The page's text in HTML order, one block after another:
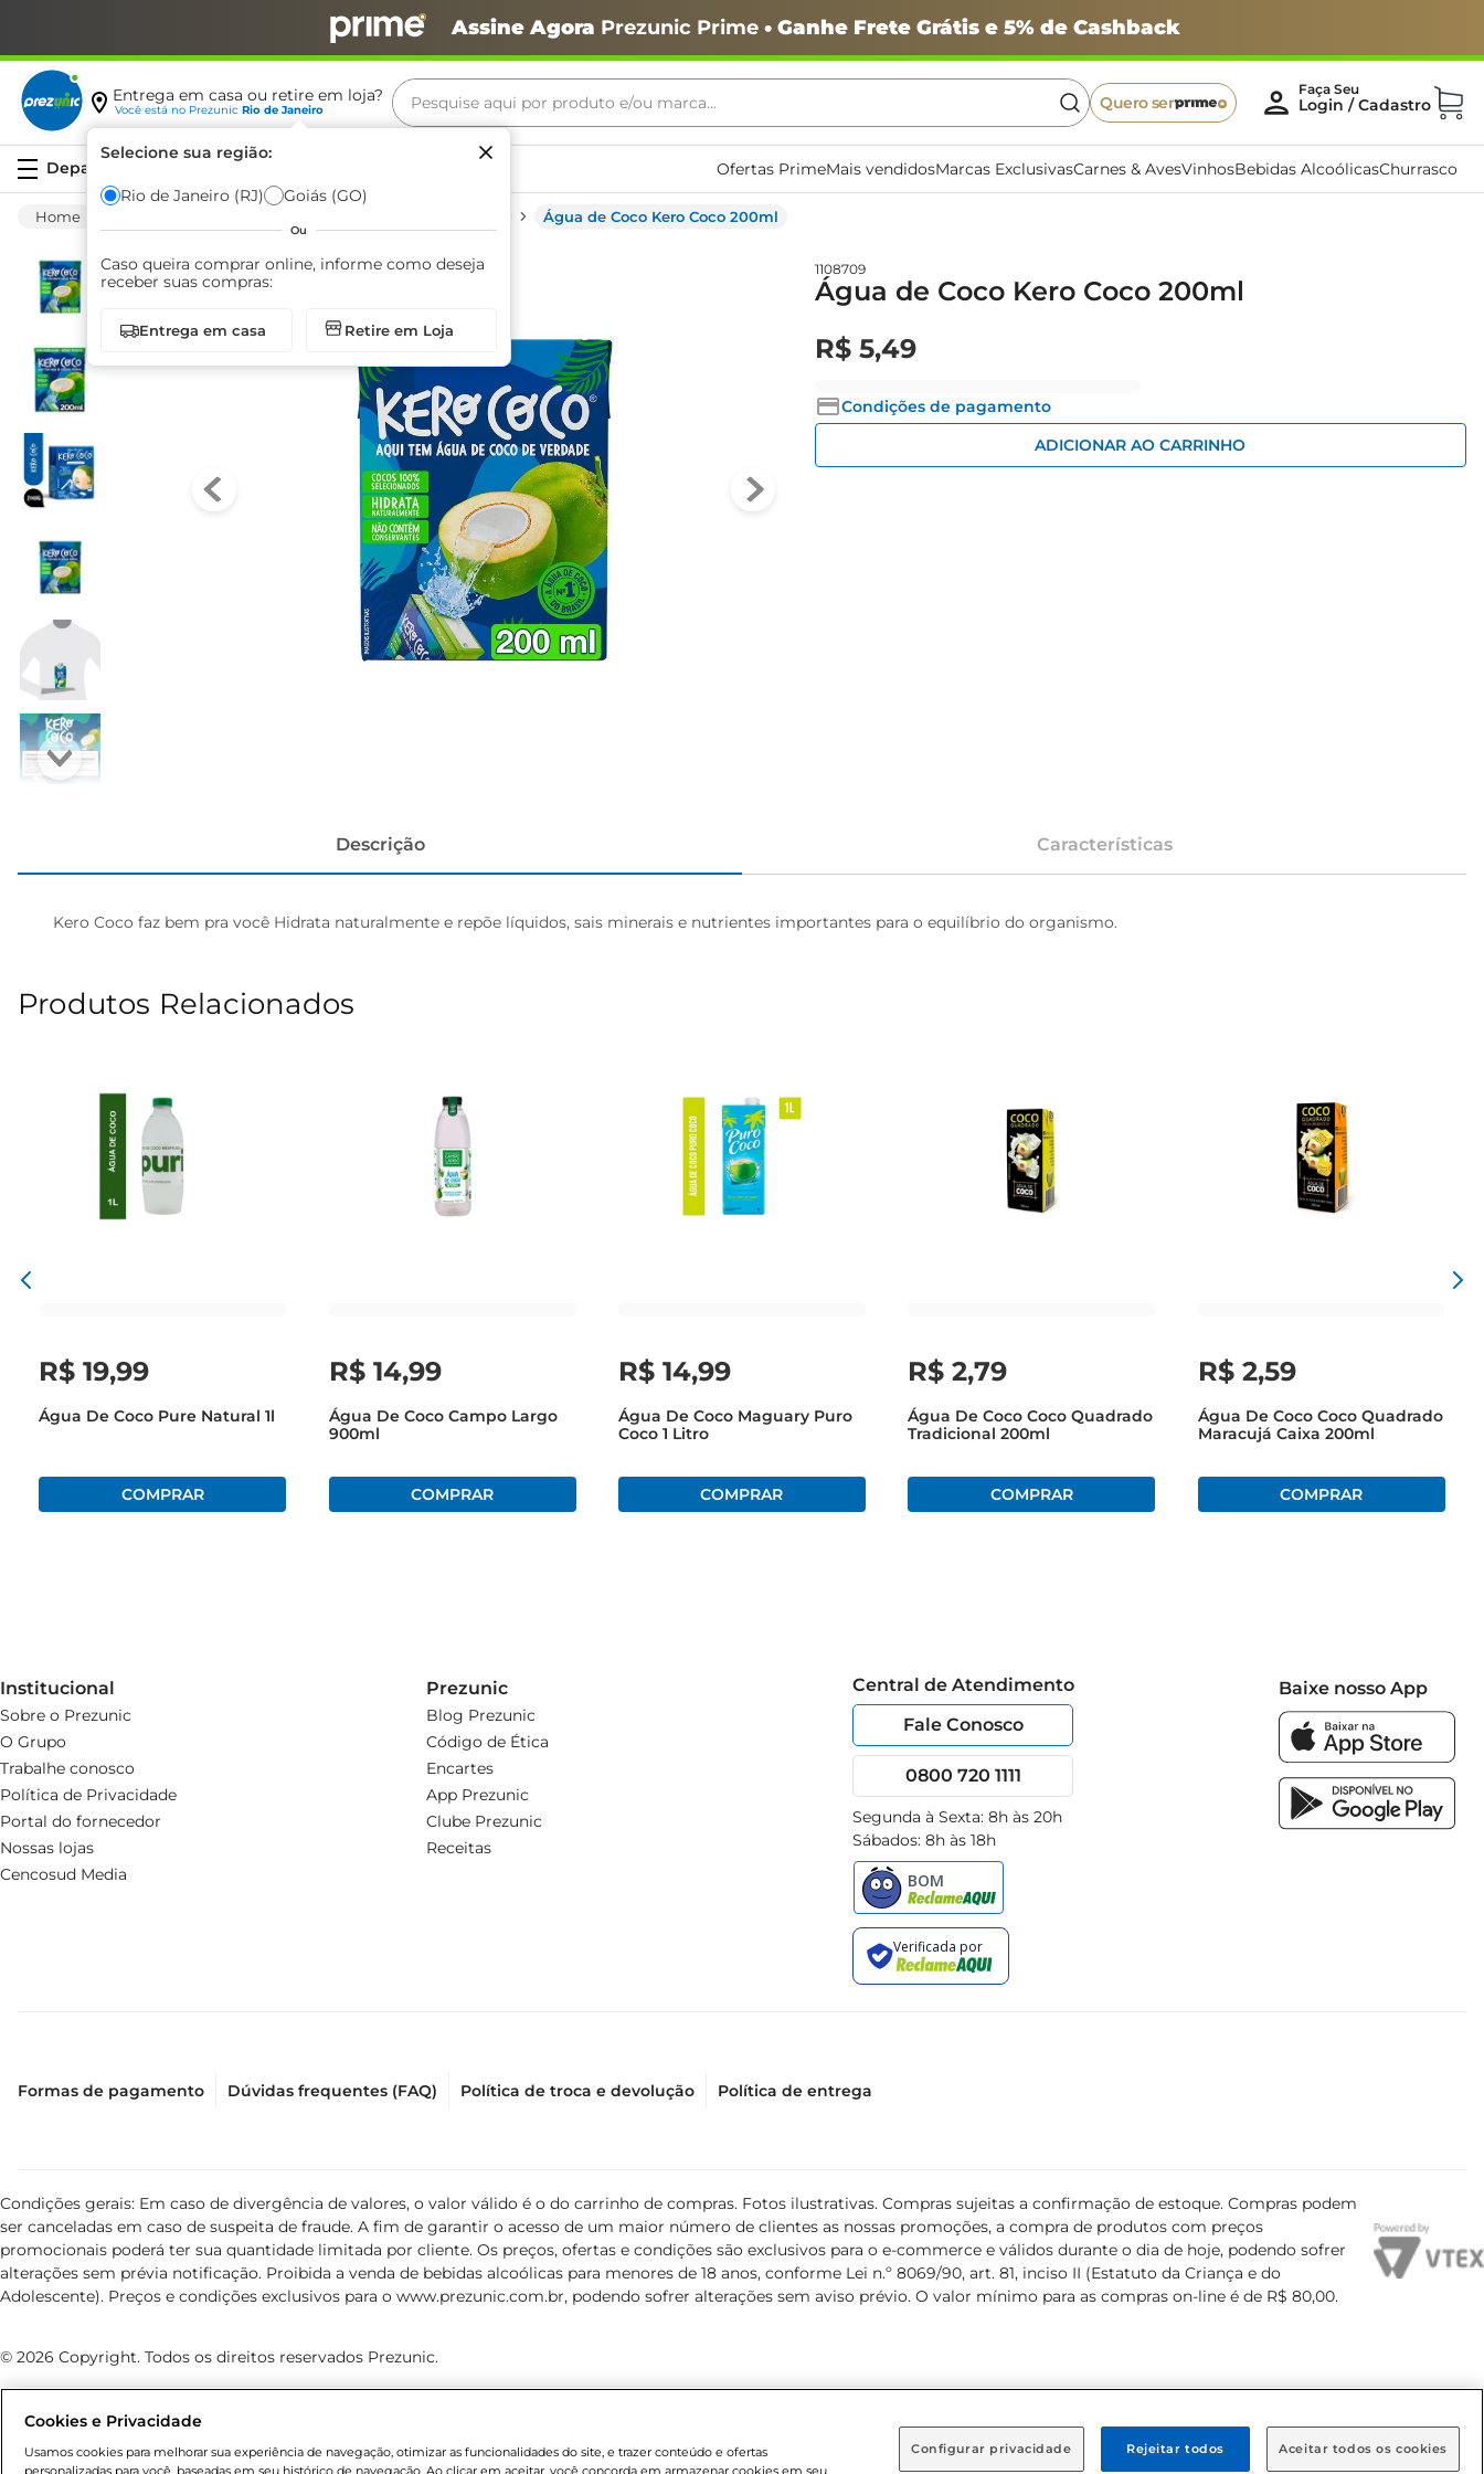
Assine Agora Prezunic Prime• Ganhe Frete Grátis e 5% de Cashback
Entrega em casa ou retire em loja?
Você está no Prezunic Rio de Janeiro
Selecione sua região:
Rio de Janeiro (RJ) Goiás (GO)
Ou
Caso queira comprar online, informe como deseja
receber suas compras:
Entrega em casa Retire em Loja
Pesquise aqui por produto e/ou marca...
Quero ser
Ofertas PrimeMais vendidosMarcas ExclusivasCarnes & AvesVinhosBebidas AlcoólicasChurrasco
Água de Coco Kero Coco 200ml
1108709
Água de Coco Kero Coco 200ml
R$ 5,49
Condições de pagamento
ADICIONAR AO CARRINHO
Descrição Características
Kero Coco faz bem pra você Hidrata naturalmente e repõe líquidos, sais minerais e nutrientes importantes para o equilíbrio do organismo.
Produtos Relacionados
R$ 19,99
Água De Coco Pure Natural 1l
R$ 14,99
Água De Coco Campo Largo
900ml
R$ 14,99
Água De Coco Maguary Puro
Coco 1 Litro
R$ 2,79
Água De Coco Coco Quadrado
Tradicional 200ml
R$ 2,59
Água De Coco Coco Quadrado
Maracujá Caixa 200ml
Institucional
Sobre o Prezunic
O Grupo
Trabalhe conosco
Política de Privacidade
Portal do fornecedor
Nossas lojas
Cencosud Media
Prezunic
Blog Prezunic
Código de Ética
Encartes
App Prezunic
Clube Prezunic
Receitas
Central de Atendimento
Fale Conosco
0800 720 1111
Segunda à Sexta: 8h às 20h
Sábados: 8h às 18h
Baixe nosso App
Formas de pagamento Dúvidas frequentes (FAQ) Política de troca e devolução Política de entrega
Condições gerais: Em caso de divergência de valores, o valor válido é o do carrinho de compras. Fotos ilustrativas. Compras sujeitas a confirmação de estoque. Compras podem
ser canceladas em caso de suspeita de fraude. A fim de garantir o acesso de um maior número de clientes as nossas promoções, a compra de produtos com preços
promocionais poderá ter sua quantidade limitada por cliente. Os preços, ofertas e condições são exclusivos para o e-commerce e válidos durante o dia de hoje, podendo sofrer
alterações sem prévia notificação. Proibida a venda de bebidas alcoólicas para menores de 18 anos, conforme Lei n.º 8069/90, art. 81, inciso II (Estatuto da Criança e do
Adolescente). Preços e condições exclusivos para o www.prezunic.com.br, podendo sofrer alterações sem aviso prévio. O valor mínimo para as compras on-line é de R$ 80,00.
© 2026 Copyright. Todos os direitos reservados Prezunic.
Cookies e Privacidade
Usamos cookies para melhorar sua experiência de navegação, otimizar as funcionalidades do site, e trazer conteúdo e ofertas
personalizadas para você, baseadas em seu histórico de navegação. Ao clicar em aceitar, você concorda em armazenar cookies em seu
Configurar privacidade Rejeitar todos Aceitar todos os cookies
Termos mais buscados
café
arroz
biscoito
cerveja
iogurte
papel higiênico